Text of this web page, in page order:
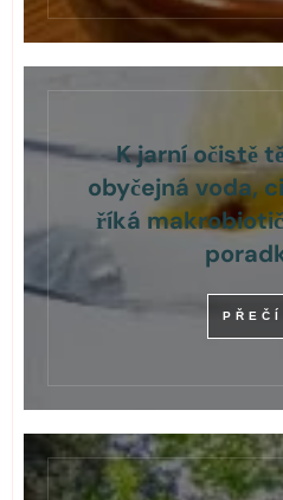
K jarní očistě
obyčejná voda,
říká